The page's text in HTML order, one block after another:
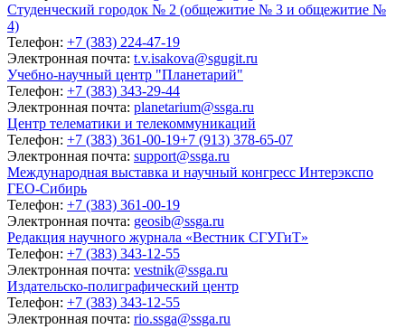
Студенческий городок № 2 (общежитие № 3 и общежитие №
4)
Телефон: +7 (383) 224-47-19
Электронная почта: t.v.isakova@sgugit.ru
Учебно-научный центр "Планетарий"
Телефон: +7 (383) 343-29-44
Электронная почта: planetarium@ssga.ru
Центр телематики и телекоммуникаций
Телефон: +7 (383) 361-00-19+7 (913) 378-65-07
Электронная почта: support@ssga.ru
Международная выставка и научный конгресс Интерэкспо
ГЕО-Сибирь
Телефон: +7 (383) 361-00-19
Электронная почта: geosib@ssga.ru
Редакция научного журнала «Вестник СГУГиТ»
Телефон: +7 (383) 343-12-55
Электронная почта: vestnik@ssga.ru
Издательско-полиграфический центр
Телефон: +7 (383) 343-12-55
Электронная почта: rio.ssga@ssga.ru